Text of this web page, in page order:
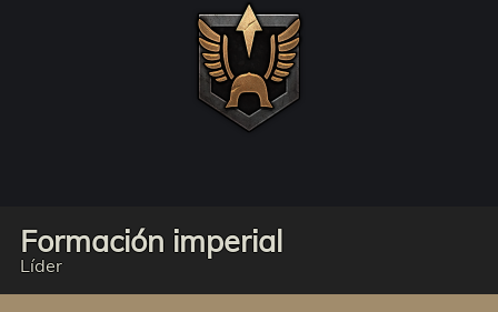
Formación imperial
Líder